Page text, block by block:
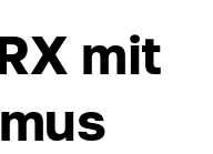
mit